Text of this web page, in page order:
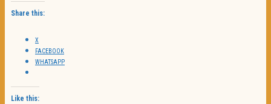
Share this:
X
FACEBOOK
WHATSAPP
Like this: